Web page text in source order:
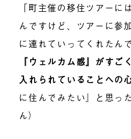
「町主催の移住ツアーに
んですけど、ツアーに参
に連れていってくれたん
『ウェルカム感』がすご
入れられていることへの
に住んでみたい』と思っ
ん）